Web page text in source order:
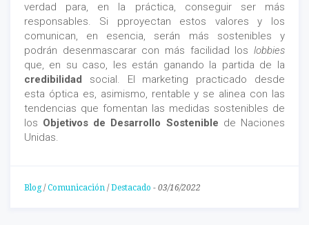
verdad para, en la práctica, conseguir ser más
responsables. Si pproyectan estos valores y los
comunican, en esencia, serán más sostenibles y
podrán desenmascarar con más facilidad los lobbies
que, en su caso, les están ganando la partida de la
credibilidad social. El marketing practicado desde
esta óptica es, asimismo, rentable y se alinea con las
tendencias que fomentan las medidas sostenibles de
los Objetivos de Desarrollo Sostenible de Naciones
Unidas.
Blog/ Comunicación / Destacado - 03/16/2022